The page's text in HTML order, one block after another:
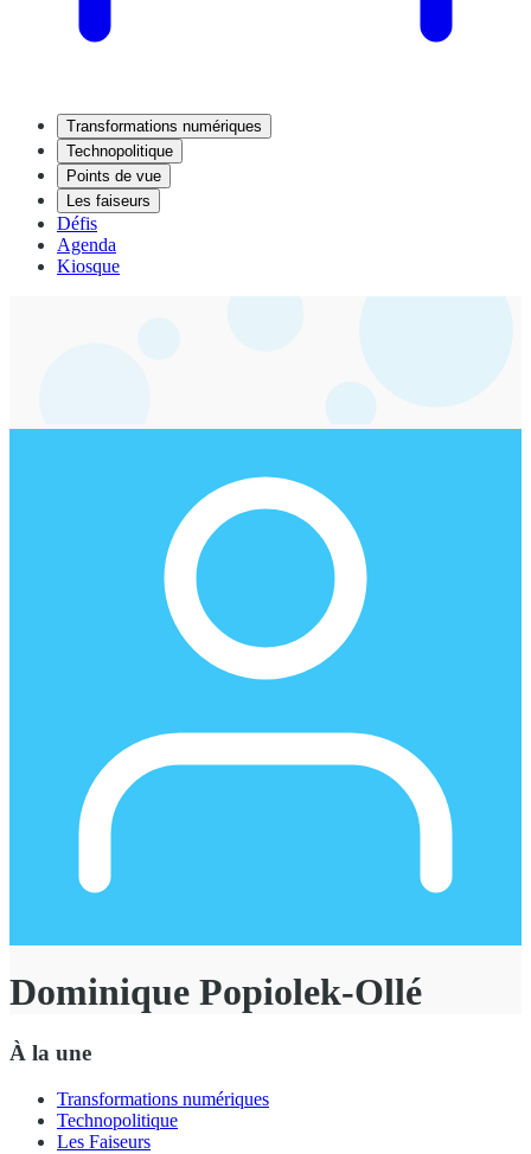
Transformations numériques
Technopolitique
Points de vue
Les faiseurs
Défis
Agenda
Kiosque
Dominique Popiolek-Ollé
À la une
Transformations numériques
Technopolitique
Les Faiseurs